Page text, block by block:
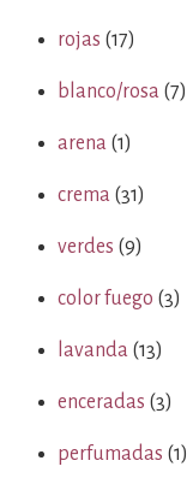
rojas (17)
blanco/rosa (7)
arena (1)
crema (31)
verdes (9)
color fuego (3)
lavanda (13)
enceradas (3)
perfumadas (1)